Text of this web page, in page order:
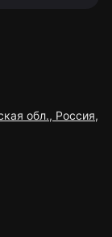
обл., Россия,